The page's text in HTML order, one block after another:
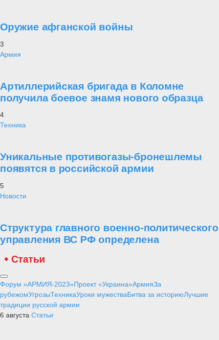
Оружие афганской войны
3
Армия
Артиллерийская бригада в Коломне
получила боевое знамя нового образца
4
Техника
Уникальные противогазы-бронешлемы
появятся в российской армии
5
Новости
Структура главного военно-политического
управления ВС РФ определена
Статьи
Форум «АРМИЯ-2023»Проект «Украина»АрмияЗа
рубежомУгрозыТехникаУроки мужестваБитва за историюЛучшие
традиции русской армии
6 августа Статьи